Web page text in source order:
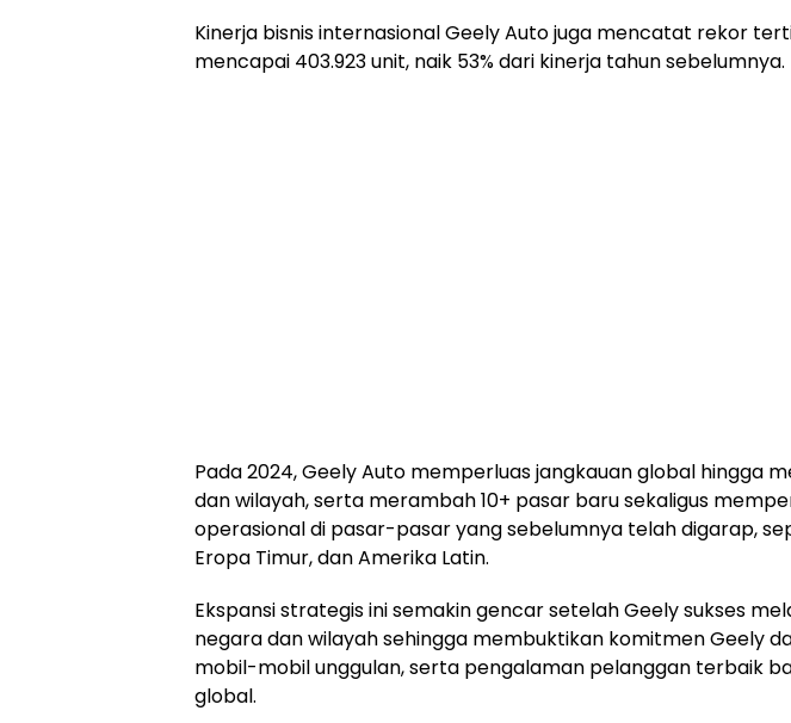
Kinerja bisnis internasional Geely Auto juga mencatat rekor
mencapai 403.923 unit, naik 53% dari kinerja tahun sebelumnya.
Pada 2024, Geely Auto memperluas jangkauan global hingga
dan wilayah, serta merambah 10+ pasar baru sekaligus
operasional di pasar-pasar yang sebelumnya telah digarap,
Eropa Timur, dan Amerika Latin.
Ekspansi strategis ini semakin gencar setelah Geely sukses
negara dan wilayah sehingga membuktikan komitmen Geely
mobil-mobil unggulan, serta pengalaman pelanggan terbaik
global.